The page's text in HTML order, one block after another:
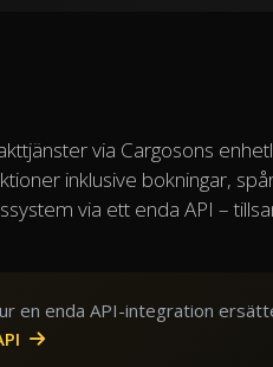
via Cargosons
inklusive bokningar,
via ett enda API –
en enda API-integration